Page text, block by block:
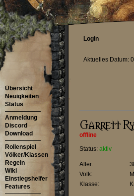
Login
Aktuelles Datum:
Übersicht
Neuigkeiten
Status
Anmeldung
Discord
Download
Rollenspiel
Völker/Klassen
Regeln
Wiki
Einstiegshelfer
Features
offline
Status: aktiv
Alter:
Volk:
Klasse: